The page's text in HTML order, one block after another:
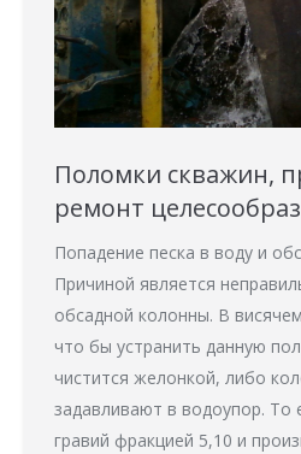
Поломки скважин,
ремонт
Попадение песка в воду и
Причиной является
обсадной колонны. В
что бы устранить данную
чистится желонкой, либо
задавливают в водоупор. То
гравий фракцией 5,10 и